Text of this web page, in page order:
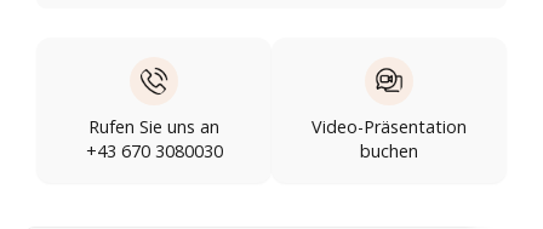
Rufen Sie uns an
+43 670 3080030
Video-Präsentation
buchen